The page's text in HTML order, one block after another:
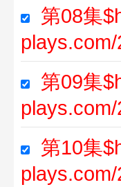
第08集
第09集
第10集